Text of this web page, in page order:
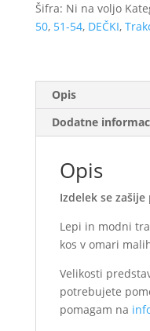
vozila,
različni
Šifra: Ni na voljo
50, 51-54, DEČKI,
Opis
Dodatne
Opis
Izdelek se
Lepi in modni
kos v omari
Velikosti
potrebujete
pomagam na